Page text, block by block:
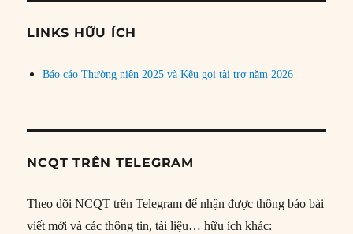
đề
LINKS HỮU ÍCH
Báo cáo Thường niên 2025 và Kêu gọi tài trợ năm 2026
NCQT TRÊN TELEGRAM
Theo dõi NCQT trên Telegram để nhận được thông báo bài
viết mới và các thông tin, tài liệu… hữu ích khác: